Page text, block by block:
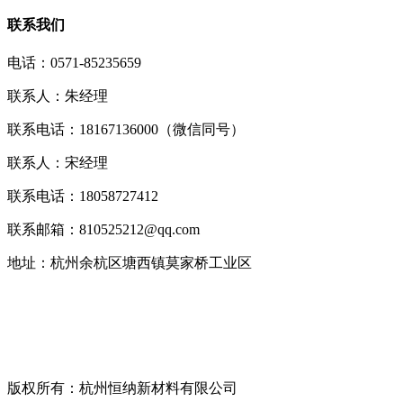
联系我们
电话：0571-85235659
联系人：朱经理
联系电话：18167136000（微信同号）
联系人：宋经理
联系电话：18058727412
联系邮箱：810525212@qq.com
地址：杭州余杭区塘西镇莫家桥工业区
版权所有：杭州恒纳新材料有限公司